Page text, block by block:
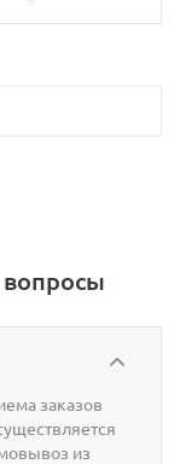
вопросы
заказов
из